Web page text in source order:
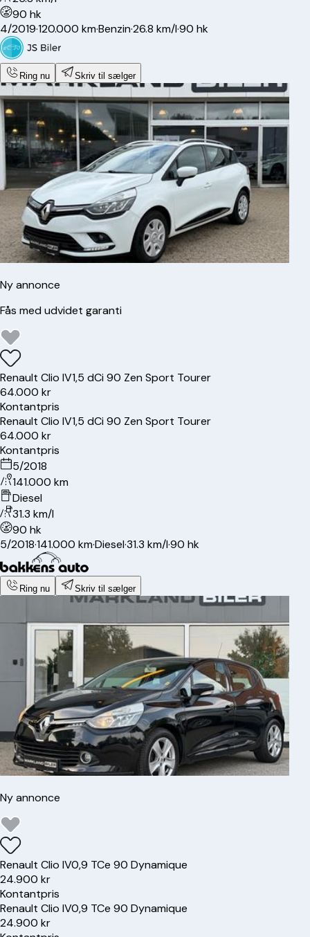
90 hk
4/2019·120.000 km·Benzin·26.8 km/l·90 hk
Ring nu Skriv til sælger
Ny annonce
Fås med udvidet garanti
Renault Clio IV1,5 dCi 90 Zen Sport Tourer
64.000 kr
Kontantpris
Renault Clio IV1,5 dCi 90 Zen Sport Tourer
64.000 kr
Kontantpris
5/2018
141.000 km
Diesel
31.3 km/l
90 hk
5/2018·141.000 km·Diesel·31.3 km/l·90 hk
Ring nu Skriv til sælger
Ny annonce
Renault Clio IV0,9 TCe 90 Dynamique
24.900 kr
Kontantpris
Renault Clio IV0,9 TCe 90 Dynamique
24.900 kr